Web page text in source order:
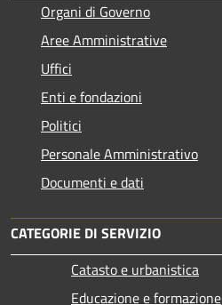
Organi di Governo
Aree Amministrative
Uffici
Enti e fondazioni
Politici
Personale Amministrativo
Documenti e dati
CATEGORIE DI SERVIZIO
Catasto e urbanistica
Educazione e formazione